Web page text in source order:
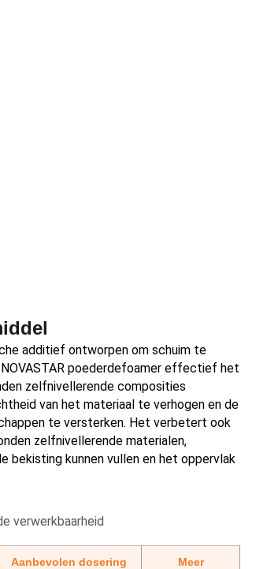
additief ontworpen om schuim te
poederdefoamer effectief het
zelfnivellerende composities
van het materiaal te verhogen en de
te versterken. Het verbetert ook
zelfnivellerende materialen,
bekisting kunnen vullen en het oppervlak
verwerkbaarheid
Aanbevolen dosering Meer